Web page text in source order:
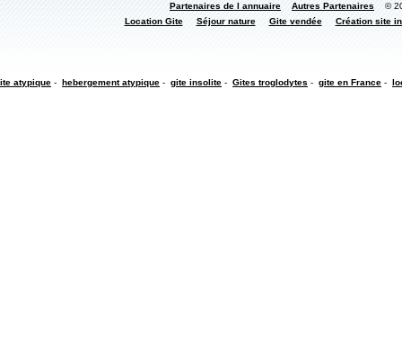
Partenaires de l annuaire
Autres Partenaires ©
Location Gite
Séjour nature Gite vendée Création site
atypique - hebergement atypique - gite insolite - Gites troglodytes - gite en France -